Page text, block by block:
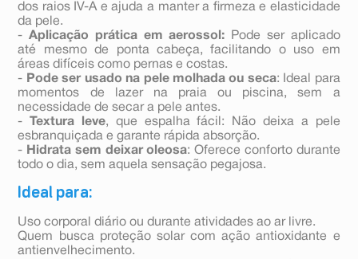
dos raios IV-A e ajuda a manter a firmeza e elasticidade
da pele.
-Aplicação prática em aerossol: Pode ser aplicado
até mesmo de ponta cabeça, facilitando o uso em
áreas difíceis como pernas e costas.
- Pode ser usado na pele molhada ou seca: Ideal para
momentos de lazer na praia ou piscina, sem a
necessidade de secar a pele antes.
-
Textura leve, que espalha fácil: Não deixa a pele
esbranquiçada e garante rápida absorção.
- Hidrata sem deixar oleosa: Oferece conforto durante
todo o dia, sem aquela sensação pegajosa.
Ideal para:
Uso corporal diário ou durante atividades ao ar livre.
Quem busca proteção solar com ação antioxidante e
antienvelhecimento.